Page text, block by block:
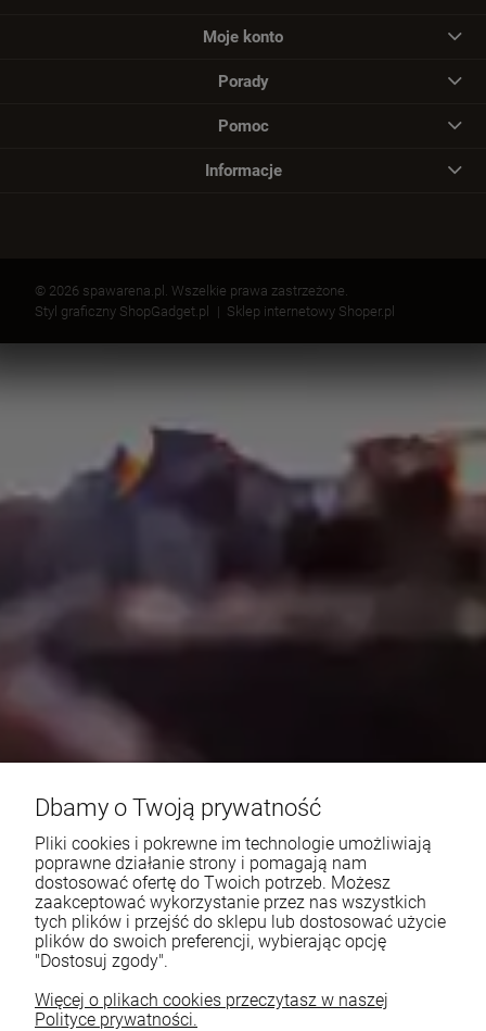
Moje konto
Porady
Pomoc
Informacje
© 2026 spawarena.pl. Wszelkie prawa zastrzeżone.
Styl graficzny ShopGadget.pl
Sklep internetowy Shoper.pl
Dbamy o Twoją prywatność
Pliki cookies i pokrewne im technologie umożliwiają
poprawne działanie strony i pomagają nam
dostosować ofertę do Twoich potrzeb. Możesz
zaakceptować wykorzystanie przez nas wszystkich
tych plików i przejść do sklepu lub dostosować użycie
plików do swoich preferencji, wybierając opcję
"Dostosuj zgody".
Więcej o plikach cookies przeczytasz w naszej
Polityce prywatności.